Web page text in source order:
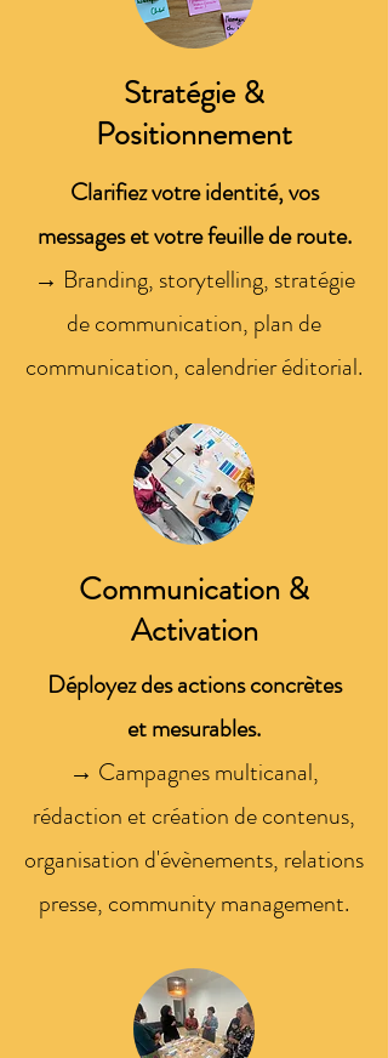
Stratégie &
Positionnement
Clarifiez votre identité, vos
messages et votre feuille de route.
→ Branding, storytelling, stratégie
de communication, plan de
communication, calendrier éditorial.
Communication &
Activation
Déployez des actions concrètes
et mesurables.
→ Campagnes multicanal,
rédaction et création de contenus,
organisation d'évènements, relations
presse, community management.